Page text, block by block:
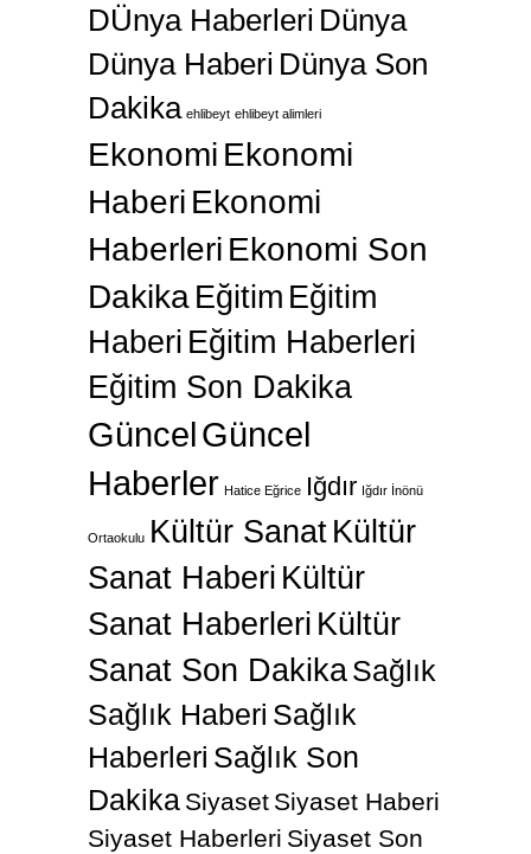
DÜnya Haberleri Dünya
Dünya Haberi Dünya Son
Dakika ehlibeyt ehlibeyt alimleri
Ekonomi Ekonomi
Haberi Ekonomi
Haberleri Ekonomi Son
Dakika Eğitim Eğitim
Haberi Eğitim Haberleri
Eğitim Son Dakika
GüncelGüncel
Haberler Hatice Eğrice Iğdır Iğdır İnönü
Ortaokulu Kültür SanatKültür
Sanat Haberi Kültür
Sanat Haberleri Kültür
Sanat Son DakikaSağlık
Sağlık Haberi Sağlık
Haberleri Sağlık Son
Dakika Siyaset Siyaset Haberi
Siyaset Haberleri Siyaset Son